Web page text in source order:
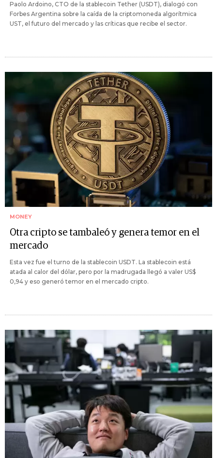
Paolo Ardoino, CTO de la stablecoin Tether (USDT), dialogó con
Forbes Argentina sobre la caída de la criptomoneda algorítmica
UST, el futuro del mercado y las críticas que recibe el sector.
MONEY
Otra cripto se tambaleó y genera temor en el
mercado
Esta vez fue el turno de la stablecoin USDT. La stablecoin está
atada al calor del dólar, pero por la madrugada llegó a valer US$
0,94 y eso generó temor en el mercado cripto.